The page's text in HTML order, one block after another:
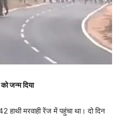
को जन्म दिया
हाथी मरवाही रेंज में पहुंचा था। दो दिन